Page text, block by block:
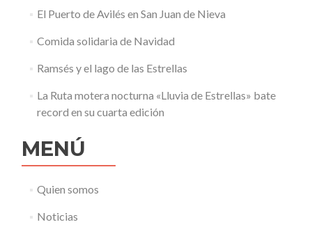
El Puerto de Avilés en San Juan de Nieva
Comida solidaria de Navidad
Ramsés y el lago de las Estrellas
La Ruta motera nocturna «Lluvia de Estrellas» bate
record en su cuarta edición
MENÚ
Quien somos
Noticias